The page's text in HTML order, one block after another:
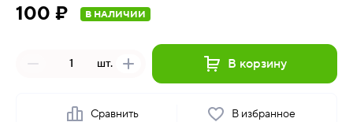
100 ₽ В НАЛИЧИИ
шт. В корзину
Сравнить В избранное